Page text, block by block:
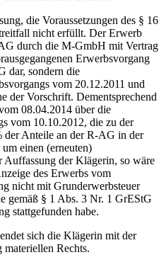
die Voraussetzungen des § 16
nicht erfüllt. Der Erwerb
durch die M-GmbH mit Vertrag
Erwerbsvorgang
dar, sondern die
vom 20.12.2011 und
der Vorschrift. Dementsprechend
08.04.2014 über die
vom 10.10.2012, die zu der
der Anteile an der R-AG in der
einen (erneuten)
Auffassung der Klägerin, so wäre
des Erwerbs vom
nicht mit Grunderwerbsteuer
gemäß § 1 Abs. 3 Nr. 1 GrEStG
stattgefunden habe.
sich die Klägerin mit der
Rechts.